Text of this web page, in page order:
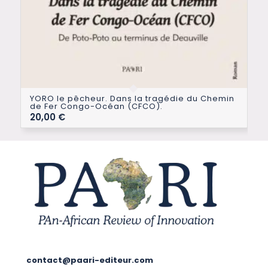
YORO le pêcheur. Dans la tragédie du Chemin
de Fer Congo-Océan (CFCO).
20,00 €
contact@paari-editeur.com